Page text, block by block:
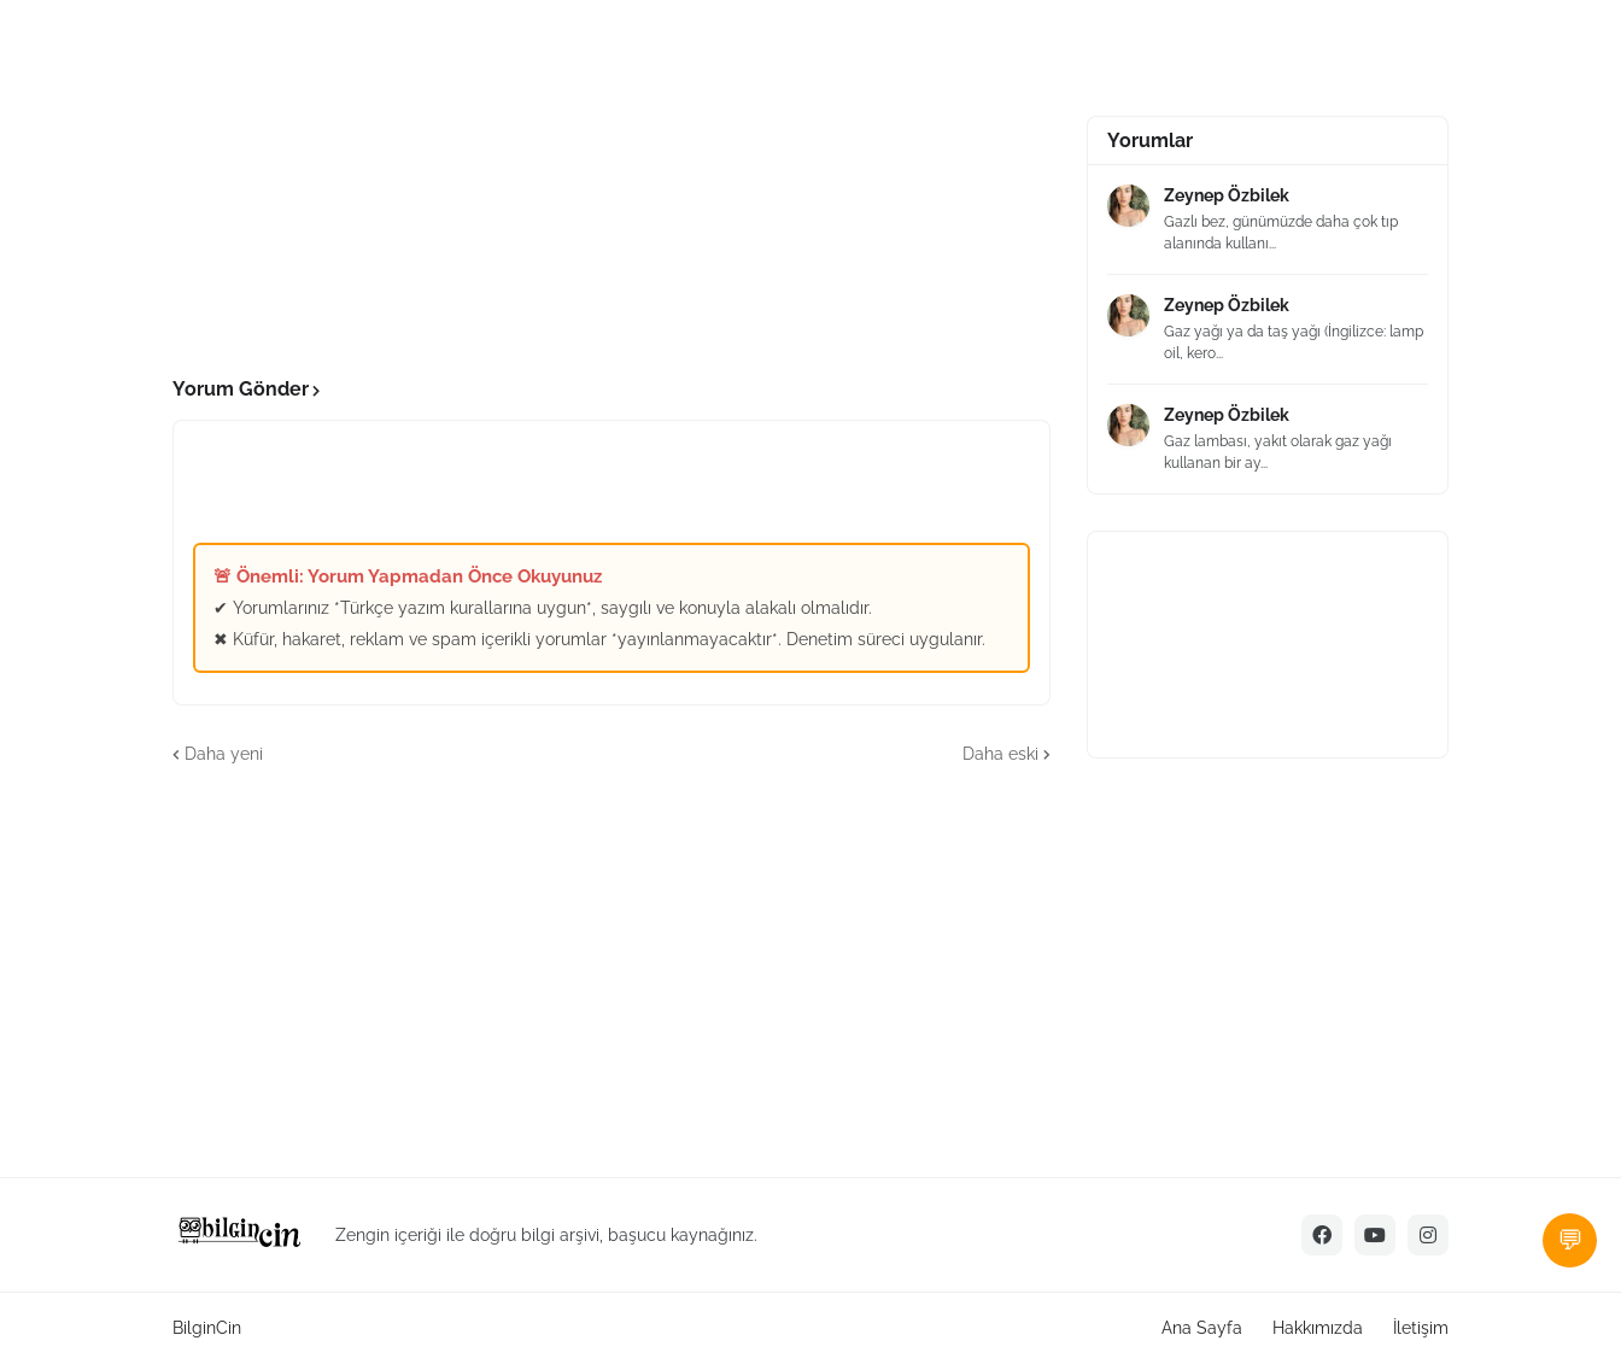
Yorum Gönder
🚨 Önemli: Yorum Yapmadan Önce Okuyunuz
✔ Yorumlarınız *Türkçe yazım kurallarına uygun*, saygılı ve konuyla alakalı olmalıdır.
✖ Küfür, hakaret, reklam ve spam içerikli yorumlar *yayınlanmayacaktır*. Denetim süreci uygulanır.
Daha yeni Daha eski
Yorumlar
Zeynep Özbilek
Gazlı bez, günümüzde daha çok tıp
alanında kullanı...
Zeynep Özbilek
Gaz yağı ya da taş yağı (İngilizce: lamp
oil, kero...
Zeynep Özbilek
Gaz lambası, yakıt olarak gaz yağı
kullanan bir ay...
Zengin içeriği ile doğru bilgi arşivi, başucu kaynağınız.
BilginCin Ana Sayfa Hakkımızda İletişim
💬